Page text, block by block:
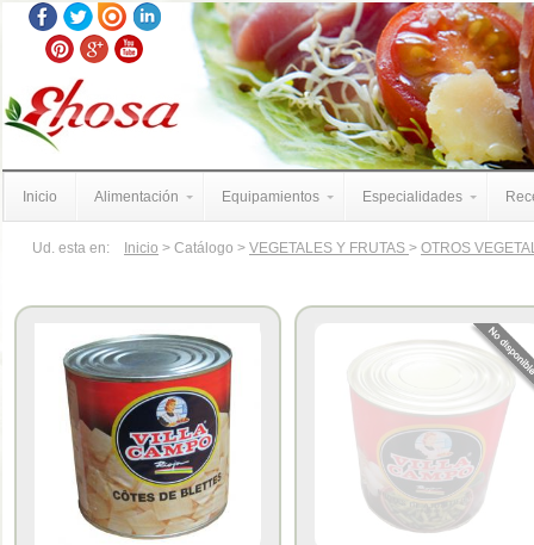
Inicio Alimentación Equipamientos Especialidades
Ud. esta en: Inicio > Catálogo > VEGETALES Y FRUTAS > OTROS